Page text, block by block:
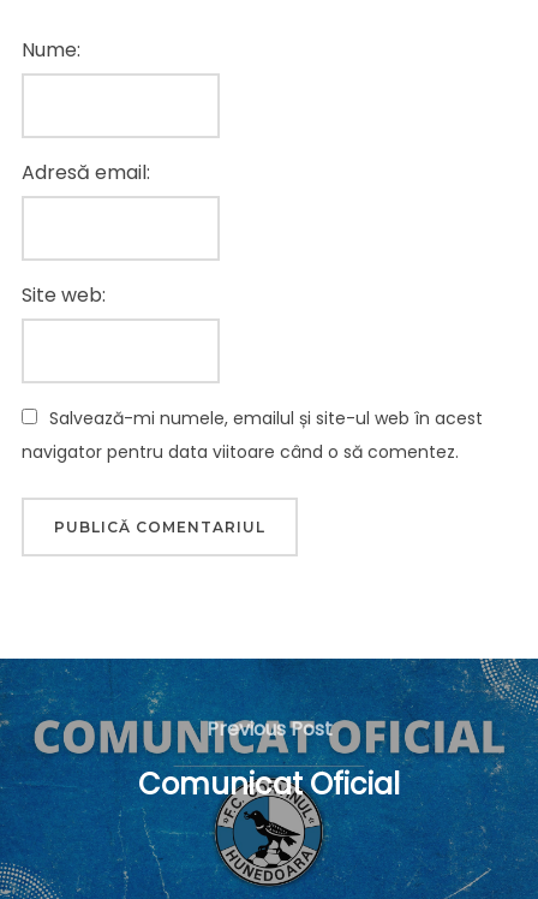
Nume:
Adresă email:
Site web:
Salvează-mi numele, emailul și site-ul web în acest
navigator pentru data viitoare când o să comentez.
Navigare
în
articole
Previous
Post
Previous Post
Comunicat Oficial